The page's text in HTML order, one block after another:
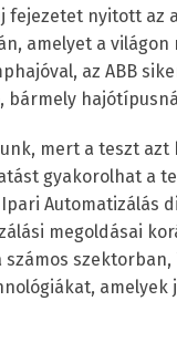
fejezetet nyitott az
amelyet a
az ABB
bármely
mert a teszt
gyakorolhat a
Automatizálás
megoldásai